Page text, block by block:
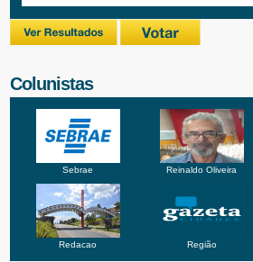
Colunistas
Sebrae Reinaldo Oliveira
Redacao Região